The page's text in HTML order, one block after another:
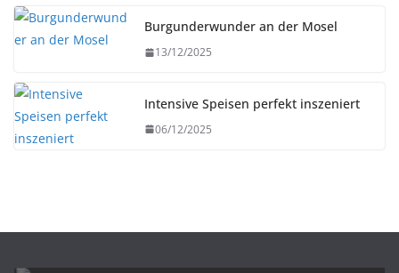
Burgunderwunder an der Mosel
13/12/2025
Intensive Speisen perfekt inszeniert
06/12/2025